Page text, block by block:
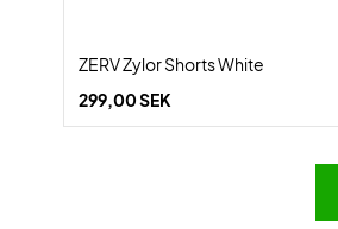
ZERV Zylor Shorts White
299,00 SEK